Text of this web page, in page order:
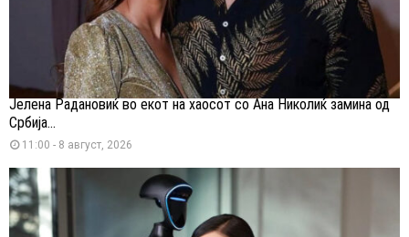
Јелена Радановиќ во екот на хаосот со Ана Николиќ замина од
Србија...
11:00 - 8 август, 2026